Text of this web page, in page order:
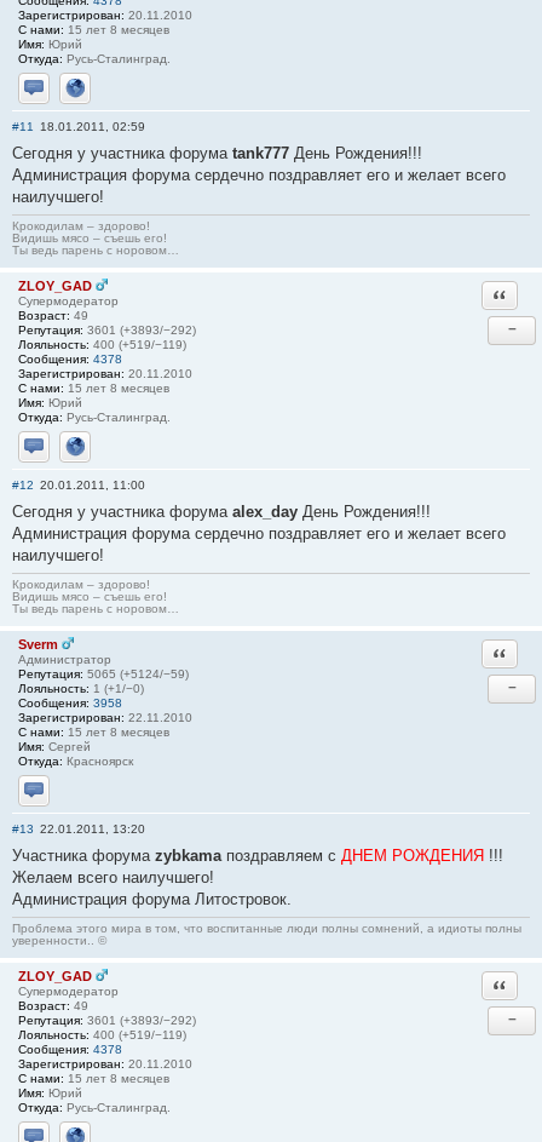
Зарегистрирован: 20.11.2010
С нами: 15 лет 8 месяцев
Имя: Юрий
Откуда: Русь-Сталинград.
Отправить личное сообщение
Сайт
#11 18.01.2011, 02:59
Сегодня у участника форума tank777 День Рождения!!!
Администрация форума сердечно поздравляет его и желает всего
наилучшего!
Крокодилам – здорово!
Видишь мясо – съешь его!
Ты ведь парень с норовом…
ZLOY_GAD
Супермодератор
Возраст: 49
Репутация: 3601 (+3893/−292)
Лояльность: 400 (+519/−119)
Сообщения: 4378
Зарегистрирован: 20.11.2010
С нами: 15 лет 8 месяцев
Имя: Юрий
Откуда: Русь-Сталинград.
Отправить личное сообщение
Сайт
−
#12 20.01.2011, 11:00
Сегодня у участника форума alex_day День Рождения!!!
Администрация форума сердечно поздравляет его и желает всего
наилучшего!
Крокодилам – здорово!
Видишь мясо – съешь его!
Ты ведь парень с норовом…
Sverm
Администратор
Репутация: 5065 (+5124/−59)
Лояльность: 1 (+1/−0)
Сообщения: 3958
Зарегистрирован: 22.11.2010
С нами: 15 лет 8 месяцев
Имя: Сергей
Откуда: Красноярск
Отправить личное сообщение
−
#13 22.01.2011, 13:20
Участника форумаzybkamaпоздравляем с ДНЕМ РОЖДЕНИЯ !!!
Желаем всего наилучшего!
Администрация форума Литостровок.
Проблема этого мира в том, что воспитанные люди полны сомнений, а идиоты полны
уверенности.. ©
ZLOY_GAD
Супермодератор
Возраст: 49
Репутация: 3601 (+3893/−292)
Лояльность: 400 (+519/−119)
Сообщения: 4378
Зарегистрирован: 20.11.2010
С нами: 15 лет 8 месяцев
Имя: Юрий
Откуда: Русь-Сталинград.
−